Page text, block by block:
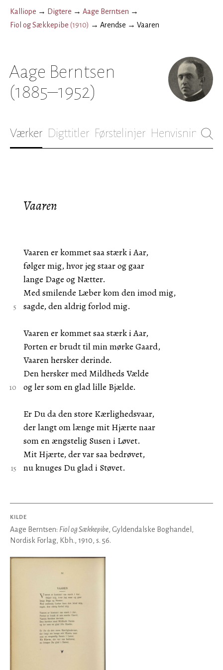
Kalliope → Digtere → Aage Berntsen →
Fiol og Sækkepibe (1910) → Arendse → Vaaren
Aage Berntsen
(1885–1952)
Værker Digttitler Førstelinjer Henvisninger
Vaaren
Vaaren er kommet saa stærk i Aar,
følger mig, hvor jeg staar og gaar
lange Dage og Nætter.
Med smilende Læber kom den imod mig,
sagde, den aldrig forlod mig.
Vaaren er kommet saa stærk i Aar,
Porten er brudt til min mørke Gaard,
Vaaren hersker derinde.
Den hersker med Mildheds Vælde
og ler som en glad lille Bjælde.
Er Du da den store Kærlighedsvaar,
der langt om længe mit Hjærte naar
som en ængstelig Susen i Løvet.
Mit Hjærte, der var saa bedrøvet,
nu knuges Du glad i Støvet.
KILDE
Aage Berntsen: Fiol og Sækkepibe, Gyldendalske Boghandel,
Nordisk Forlag, Kbh., 1910, s. 56.